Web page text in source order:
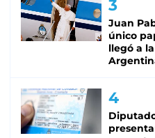
Juan
único
llegó a la